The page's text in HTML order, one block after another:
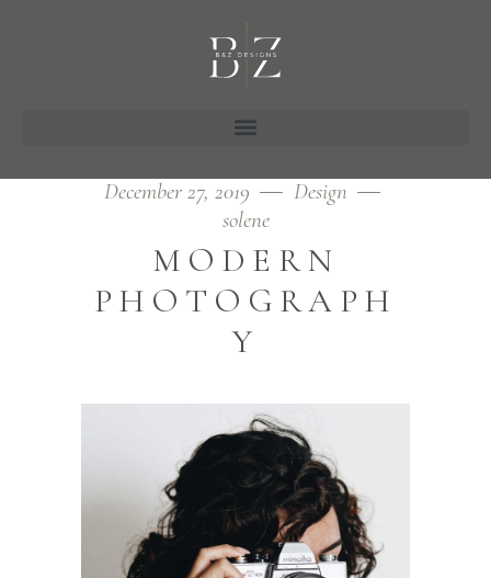
December 27, 2019
Design
solene
MODERN
PHOTOGRAPH
Y